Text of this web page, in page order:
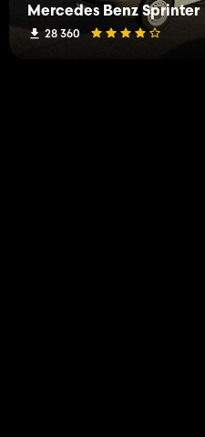
Mercedes Benz Sprinter
28 360